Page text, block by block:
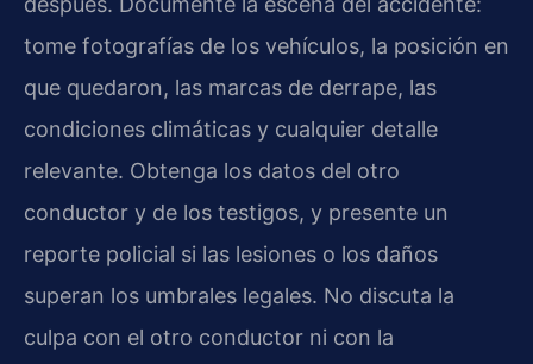
tome fotografías de los vehículos, la posición en
que quedaron, las marcas de derrape, las
condiciones climáticas y cualquier detalle
relevante. Obtenga los datos del otro
conductor y de los testigos, y presente un
reporte policial si las lesiones o los daños
superan los umbrales legales. No discuta la
culpa con el otro conductor ni con la